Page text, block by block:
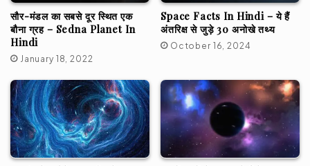
सौर-मंडल का सबसे दूर स्थित एक
बौना ग्रह – Sedna Planet In
Hindi
January 18, 2022
Space Facts In Hindi – ये हैं
अंतरिक्ष से जुड़े 30 अनोखे तथ्य
October 16, 2024